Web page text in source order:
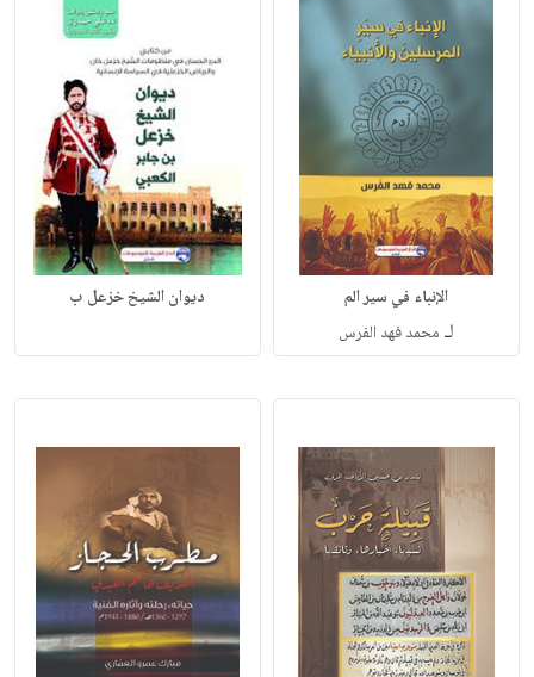
الإنباء في سير الم
لـ محمد فهد الفرس
ديوان الشيخ خزعل ب